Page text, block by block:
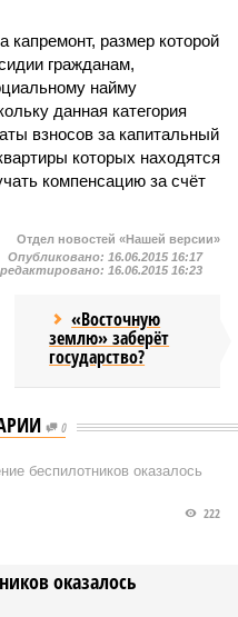
размер которой
гражданам,
найму
данная категория
взносов за капитальный
которых находятся
компенсацию за счёт
Отдел новостей «Нашей версии»
Опубликовано: 16.06.2015 16:17
16.06.2015 16:23
«Восточную
землю» заберёт
государство?
0
беспилотников оказалось
оказалось
222